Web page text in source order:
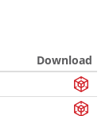
Download